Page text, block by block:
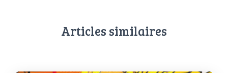
Articles similaires